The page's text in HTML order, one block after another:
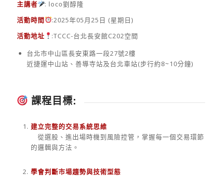
主講者
: loco劉醇隆
活動時間
:2025年05月25日 (星期日)
活動地址
:TCCC-台北長安館C202空間
台北市中山區長安東路一段27號2樓
近捷運中山站、善導寺站及台北車站(步行約8~10分鐘)
課程目標:
建立完整的交易系統思維
從選股、進出場時機到風險控管，掌握每一個交易環節
的邏輯與方法。
學會判斷市場趨勢與技術型態